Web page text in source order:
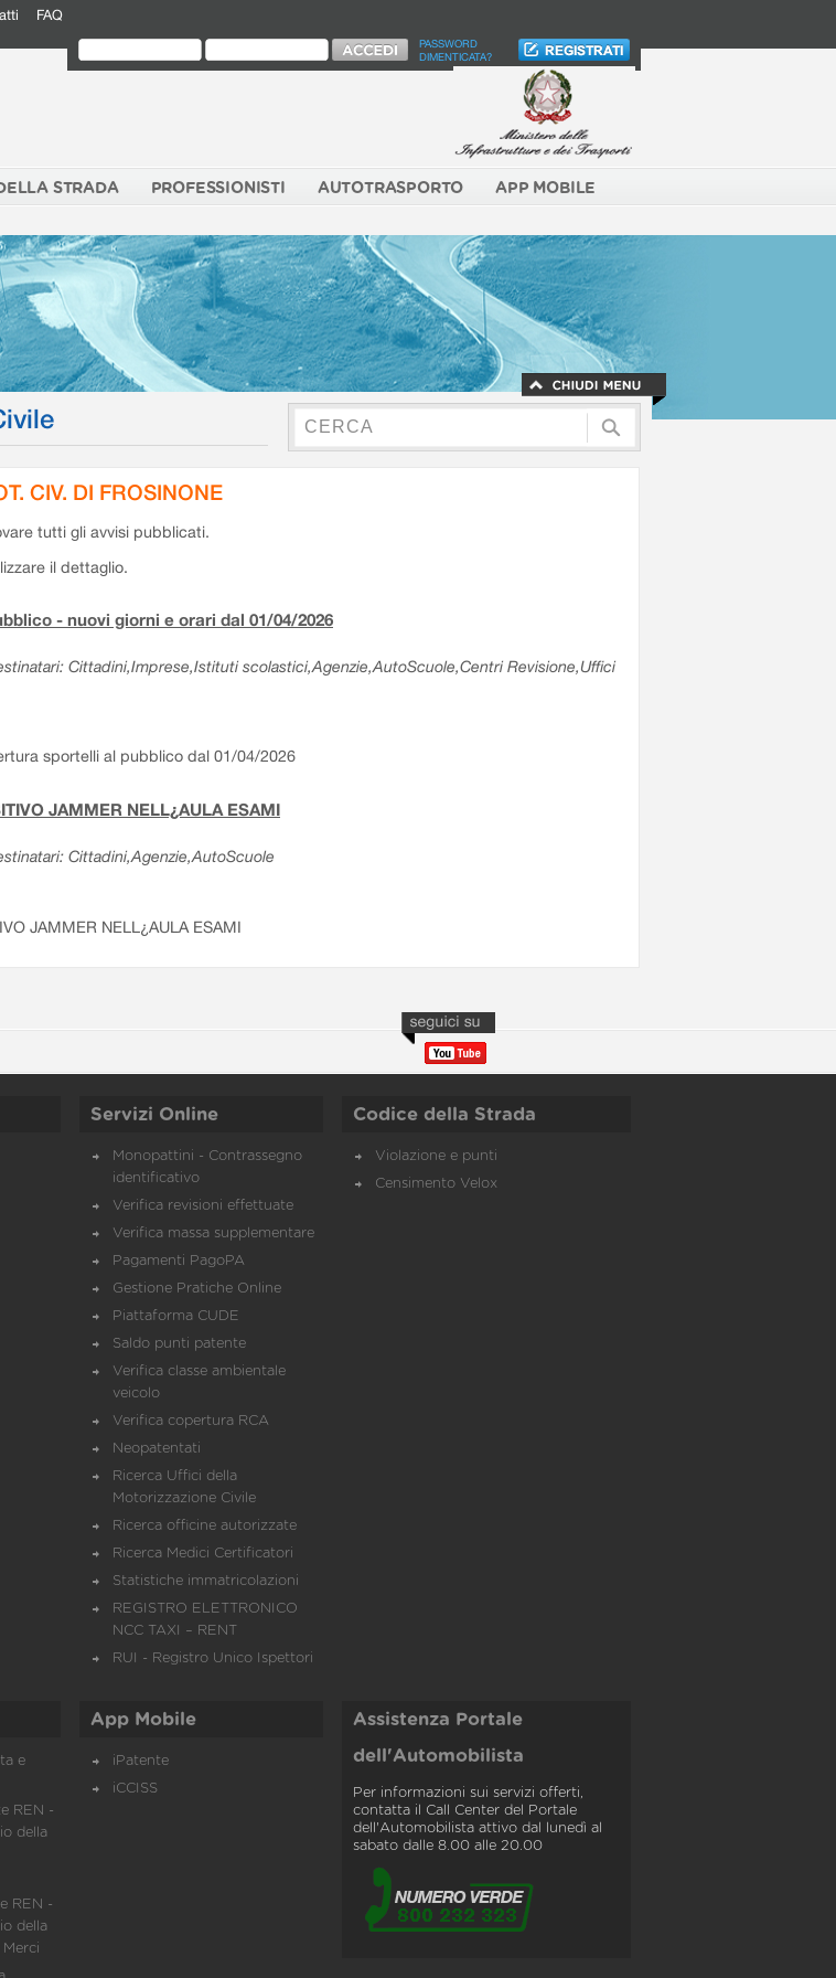
FAQ
PASSWORD
DIMENTICATA?
STRADA PROFESSIONISTI AUTOTRASPORTO APP MOBILE
CIV. DI FROSINONE
tutti gli avvisi pubblicati.
il dettaglio.
- nuovi giorni e orari dal 01/04/2026
Cittadini,Imprese,Istituti scolastici,Agenzie,AutoScuole,Centri Revisione,Uffici
sportelli al pubblico dal 01/04/2026
JAMMER NELL¿AULA ESAMI
Cittadini,Agenzie,AutoScuole
JAMMER NELL¿AULA ESAMI
Servizi Online
Monopattini - Contrassegno
identificativo
Verifica revisioni effettuate
Verifica massa supplementare
Pagamenti PagoPA
Gestione Pratiche Online
Piattaforma CUDE
Saldo punti patente
Verifica classe ambientale
veicolo
Verifica copertura RCA
Neopatentati
Ricerca Uffici della
Motorizzazione Civile
Ricerca officine autorizzate
Ricerca Medici Certificatori
Statistiche immatricolazioni
REGISTRO ELETTRONICO
NCC TAXI – RENT
RUI - Registro Unico Ispettori
Codice della Strada
Violazione e punti
Censimento Velox
e
REN -
della
REN -
della
App Mobile
iPatente
iCCISS
Assistenza Portale
dell'Automobilista
Per informazioni sui servizi offerti,
contatta il Call Center del Portale
dell'Automobilista attivo dal lunedì al
sabato dalle 8.00 alle 20.00